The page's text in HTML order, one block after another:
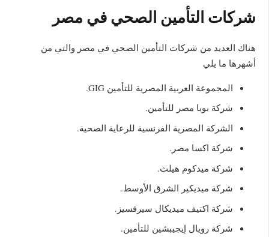
شركات التأمين الصحي في مصر
هناك العديد من شركات التأمين الصحي في مصر والتي من
أشهرها ما يلي
المجموعة العربية المصرية للتأمين GIG.
شركة بوبا مصر للتأمين.
الشركة المصرية الفرنسية للرعاية الصحية.
شركة اكسا مصر.
شركة ميدكوم هيلث.
شركة ميديكير الشرق الأوسط.
شركة اكتيف ميديكال سيرفسيز.
شركة رويال إيجيبشين للتأمين.